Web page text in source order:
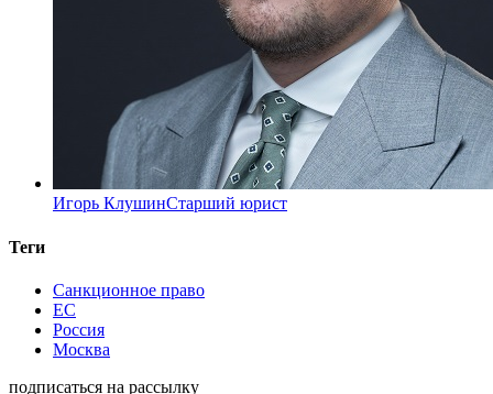
Игорь КлушинСтарший юрист
Теги
Санкционное право
ЕС
Россия
Москва
подписаться на рассылку